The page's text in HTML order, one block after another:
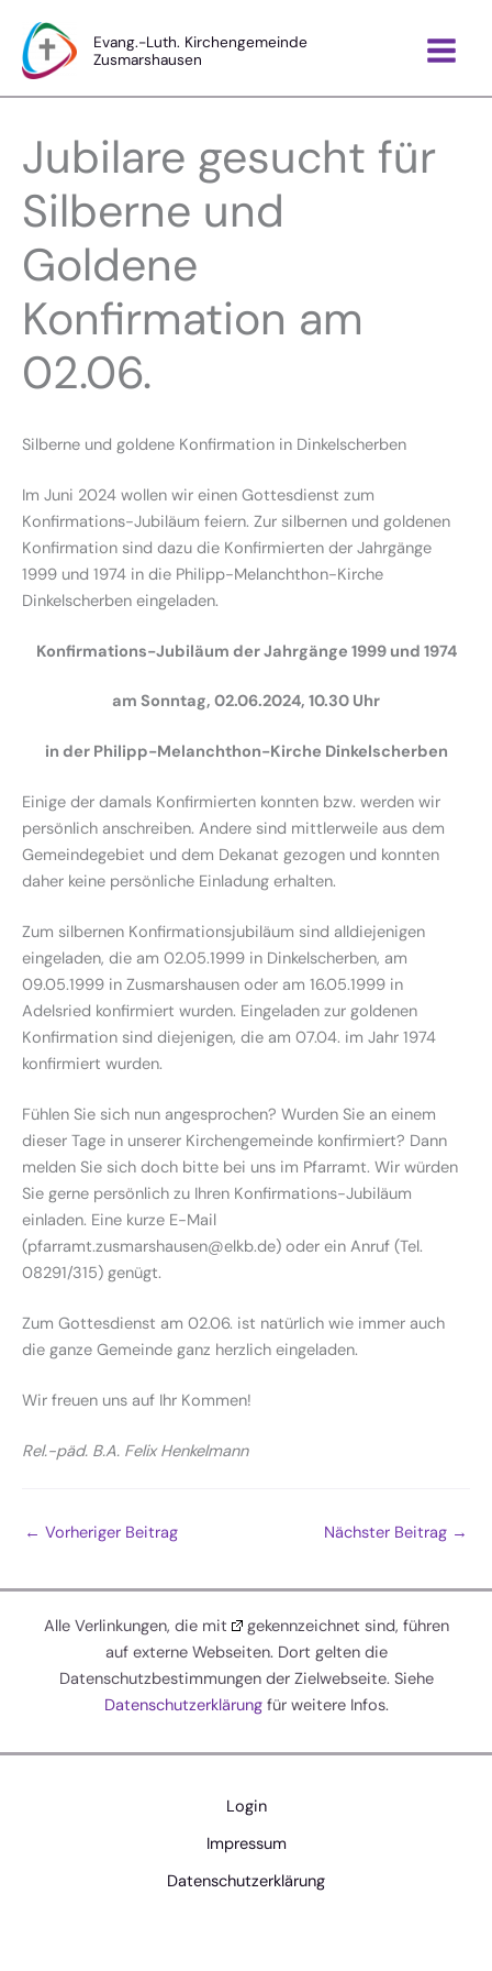
Inhalt
springen
Evang.-Luth. Kirchengemeinde
Zusmarshausen
Jubilare gesucht für
Silberne und
Goldene
Konfirmation am
02.06.
Silberne und goldene Konfirmation in Dinkelscherben
Im Juni 2024 wollen wir einen Gottesdienst zum
Konfirmations-Jubiläum feiern. Zur silbernen und goldenen
Konfirmation sind dazu die Konfirmierten der Jahrgänge
1999 und 1974 in die Philipp-Melanchthon-Kirche
Dinkelscherben eingeladen.
Konfirmations-Jubiläum der Jahrgänge 1999 und 1974
am Sonntag, 02.06.2024, 10.30 Uhr
in der Philipp-Melanchthon-Kirche Dinkelscherben
Einige der damals Konfirmierten konnten bzw. werden wir
persönlich anschreiben. Andere sind mittlerweile aus dem
Gemeindegebiet und dem Dekanat gezogen und konnten
daher keine persönliche Einladung erhalten.
Zum silbernen Konfirmationsjubiläum sind alldiejenigen
eingeladen, die am 02.05.1999 in Dinkelscherben, am
09.05.1999 in Zusmarshausen oder am 16.05.1999 in
Adelsried konfirmiert wurden. Eingeladen zur goldenen
Konfirmation sind diejenigen, die am 07.04. im Jahr 1974
konfirmiert wurden.
Fühlen Sie sich nun angesprochen? Wurden Sie an einem
dieser Tage in unserer Kirchengemeinde konfirmiert? Dann
melden Sie sich doch bitte bei uns im Pfarramt. Wir würden
Sie gerne persönlich zu Ihren Konfirmations-Jubiläum
einladen. Eine kurze E-Mail
(pfarramt.zusmarshausen@elkb.de) oder ein Anruf (Tel.
08291/315) genügt.
Zum Gottesdienst am 02.06. ist natürlich wie immer auch
die ganze Gemeinde ganz herzlich eingeladen.
Wir freuen uns auf Ihr Kommen!
Rel.-päd. B.A. Felix Henkelmann
← Vorheriger Beitrag Nächster Beitrag →
Alle Verlinkungen, die mit
gekennzeichnet sind, führen
auf externe Webseiten. Dort gelten die
Datenschutzbestimmungen der Zielwebseite. Siehe
Datenschutzerklärungfür weitere Infos.
Login
Impressum
Datenschutzerklärung